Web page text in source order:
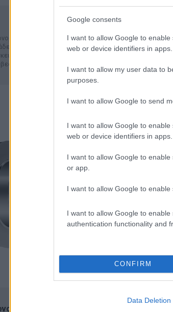
Google consents
I want to allow Google to
web or device identifiers in apps.
I want to allow my user data to
purposes.
I want to allow Google to send
I want to allow Google to
web or device identifiers in apps.
I want to allow Google to
or app.
I want to allow Google to
I want to allow Google to
authentication functionality and
CONFIRM
Data Deletion
στήριγμα για τις
"ΑΓΩΓΟΣ". Εύκολη
από τους ίδιους
με...
Ταφ από
αντοχή
σε διπλό